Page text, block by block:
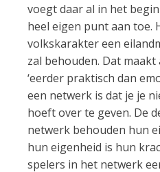
voegt daar al in het
heel eigen punt aan toe.
volkskarakter een
zal behouden. Dat
‘eerder praktisch dan
een netwerk is dat je je
hoeft over te geven. De
netwerk behouden hun
hun eigenheid is hun
spelers in het netwerk